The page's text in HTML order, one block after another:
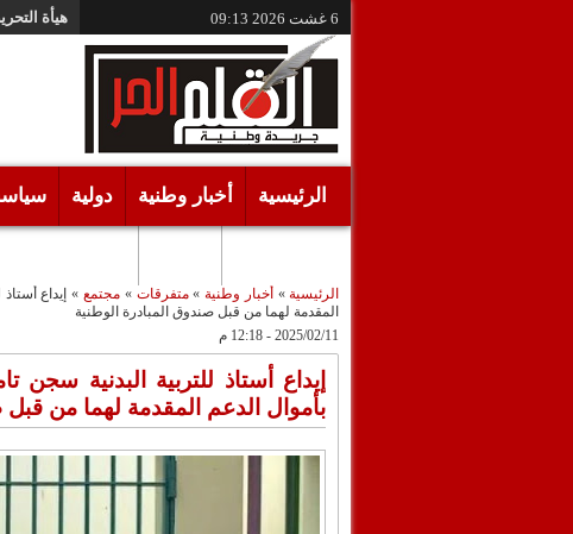
6 غشت 2026 09:13 هيأة
الرئيسية أخبار وطنية دولية
الرئيسية» أخبار وطنية»متفرقات »مجتمع » إيداع
المقدمة لهما من قبل صندوق المبادرة الوطنية
2025/02/11 - 12:18 م
إيداع أستاذ للتربية البدنية
بأموال الدعم المقدمة لهما من قبل